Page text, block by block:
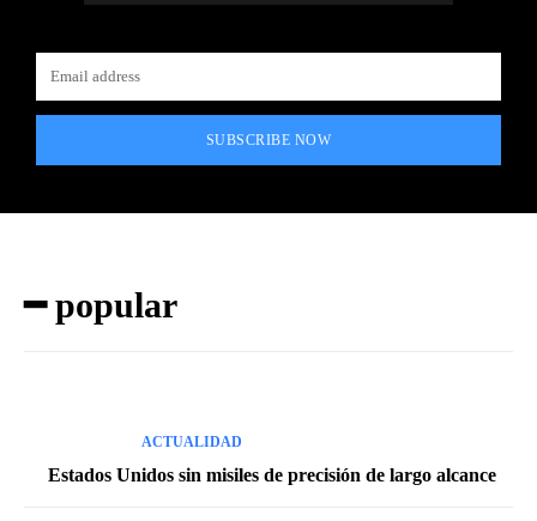
SUBSCRIBE NOW
━ popular
ACTUALIDAD
Estados Unidos sin misiles de precisión de largo alcance